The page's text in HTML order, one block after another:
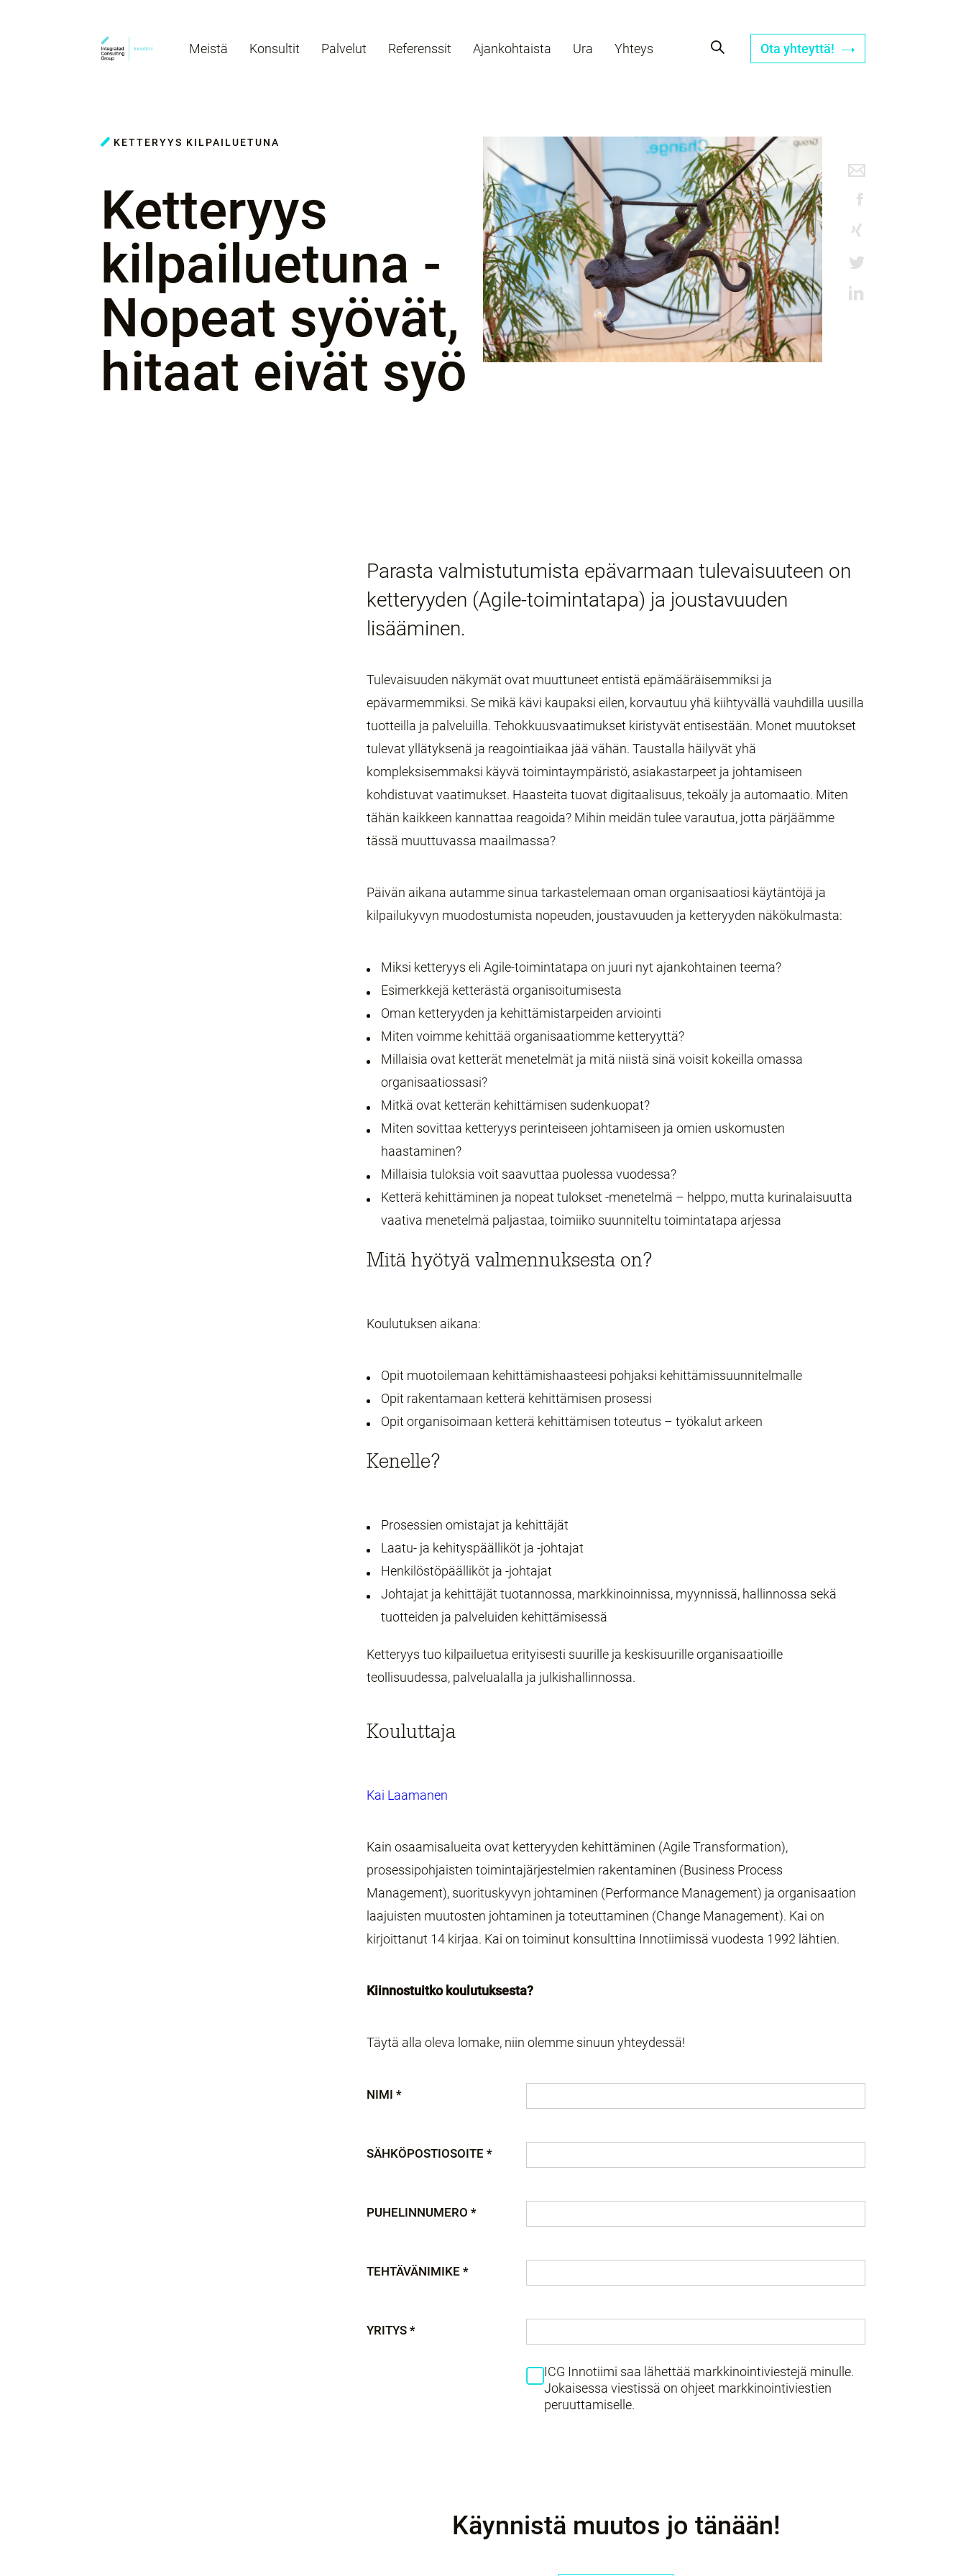
Meistä Konsultit Palvelut Referenssit Ajankohtaista Ura Yhteys Ota yhteyttä!
KETTERYYS KILPAILUETUNA
Ketteryys
kilpailuetuna -
Nopeat syövät,
hitaat eivät syö
Parasta valmistutumista epävarmaan tulevaisuuteen on
ketteryyden (Agile-toimintatapa) ja joustavuuden
lisääminen.
Tulevaisuuden näkymät ovat muuttuneet entistä epämääräisemmiksi ja
epävarmemmiksi. Se mikä kävi kaupaksi eilen, korvautuu yhä kiihtyvällä vauhdilla uusilla
tuotteilla ja palveluilla. Tehokkuusvaatimukset kiristyvät entisestään. Monet muutokset
tulevat yllätyksenä ja reagointiaikaa jää vähän. Taustalla häilyvät yhä
kompleksisemmaksi käyvä toimintaympäristö, asiakastarpeet ja johtamiseen
kohdistuvat vaatimukset. Haasteita tuovat digitaalisuus, tekoäly ja automaatio. Miten
tähän kaikkeen kannattaa reagoida? Mihin meidän tulee varautua, jotta pärjäämme
tässä muuttuvassa maailmassa?
Päivän aikana autamme sinua tarkastelemaan oman organisaatiosi käytäntöjä ja
kilpailukyvyn muodostumista nopeuden, joustavuuden ja ketteryyden näkökulmasta:
Miksi ketteryys eli Agile-toimintatapa on juuri nyt ajankohtainen teema?
Esimerkkejä ketterästä organisoitumisesta
Oman ketteryyden ja kehittämistarpeiden arviointi
Miten voimme kehittää organisaatiomme ketteryyttä?
Millaisia ovat ketterät menetelmät ja mitä niistä sinä voisit kokeilla omassa
organisaatiossasi?
Mitkä ovat ketterän kehittämisen sudenkuopat?
Miten sovittaa ketteryys perinteiseen johtamiseen ja omien uskomusten
haastaminen?
Millaisia tuloksia voit saavuttaa puolessa vuodessa?
Ketterä kehittäminen ja nopeat tulokset -menetelmä – helppo, mutta kurinalaisuutta
vaativa menetelmä paljastaa, toimiiko suunniteltu toimintatapa arjessa
Mitä hyötyä valmennuksesta on?
Koulutuksen aikana:
Opit muotoilemaan kehittämishaasteesi pohjaksi kehittämissuunnitelmalle
Opit rakentamaan ketterä kehittämisen prosessi
Opit organisoimaan ketterä kehittämisen toteutus – työkalut arkeen
Kenelle?
Prosessien omistajat ja kehittäjät
Laatu- ja kehityspäälliköt ja -johtajat
Henkilöstöpäälliköt ja -johtajat
Johtajat ja kehittäjät tuotannossa, markkinoinnissa, myynnissä, hallinnossa sekä
tuotteiden ja palveluiden kehittämisessä
Ketteryys tuo kilpailuetua erityisesti suurille ja keskisuurille organisaatioille
teollisuudessa, palvelualalla ja julkishallinnossa.
Kouluttaja
Kai Laamanen
Kain osaamisalueita ovat ketteryyden kehittäminen (Agile Transformation),
prosessipohjaisten toimintajärjestelmien rakentaminen (Business Process
Management), suorituskyvyn johtaminen (Performance Management) ja organisaation
laajuisten muutosten johtaminen ja toteuttaminen (Change Management). Kai on
kirjoittanut 14 kirjaa. Kai on toiminut konsulttina Innotiimissä vuodesta 1992 lähtien.
Kiinnostuitko koulutuksesta?
Täytä alla oleva lomake, niin olemme sinuun yhteydessä!
NIMI *
SÄHKÖPOSTIOSOITE *
PUHELINNUMERO *
TEHTÄVÄNIMIKE *
YRITYS *
ICG Innotiimi saa lähettää markkinointiviestejä minulle.
Jokaisessa viestissä on ohjeet markkinointiviestien
peruuttamiselle.
Käynnistä muutos jo tänään!